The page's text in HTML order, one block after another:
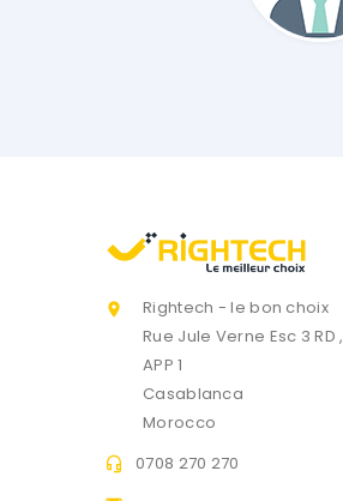

Rightech - le bon choix
Rue Jule Verne Esc 3 RD ,
APP 1
Casablanca
Morocco
 0708 270 270